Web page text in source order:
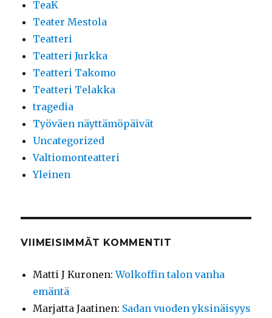
TeaK
Teater Mestola
Teatteri
Teatteri Jurkka
Teatteri Takomo
Teatteri Telakka
tragedia
Työväen näyttämöpäivät
Uncategorized
Valtiomonteatteri
Yleinen
VIIMEISIMMÄT KOMMENTIT
Matti J Kuronen:Wolkoffin talon vanha
emäntä
Marjatta Jaatinen: Sadan vuoden yksinäisyys